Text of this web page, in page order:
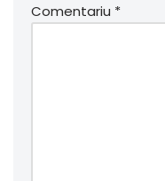
Comentariu *